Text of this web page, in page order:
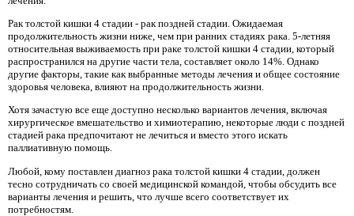
Рак толстой кишки 4 стадии - рак поздней стадии. Ожидаемая
продолжительность жизни ниже, чем при ранних стадиях рака. 5-летняя
относительная выживаемость при раке толстой кишки 4 стадии, который
распространился на другие части тела, составляет около 14%. Однако
другие факторы, такие как выбранные методы лечения и общее состояние
здоровья человека, влияют на продолжительность жизни.
Хотя зачастую все еще доступно несколько вариантов лечения, включая
хирургическое вмешательство и химиотерапию, некоторые люди с поздней
стадией рака предпочитают не лечиться и вместо этого искать
паллиативную помощь.
Любой, кому поставлен диагноз рака толстой кишки 4 стадии, должен
тесно сотрудничать со своей медицинской командой, чтобы обсудить все
варианты лечения и решить, что лучше всего соответствует их
потребностям.